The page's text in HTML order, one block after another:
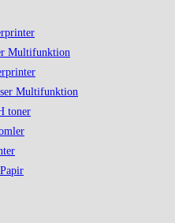
Multifunktion
Multifunktion
toner